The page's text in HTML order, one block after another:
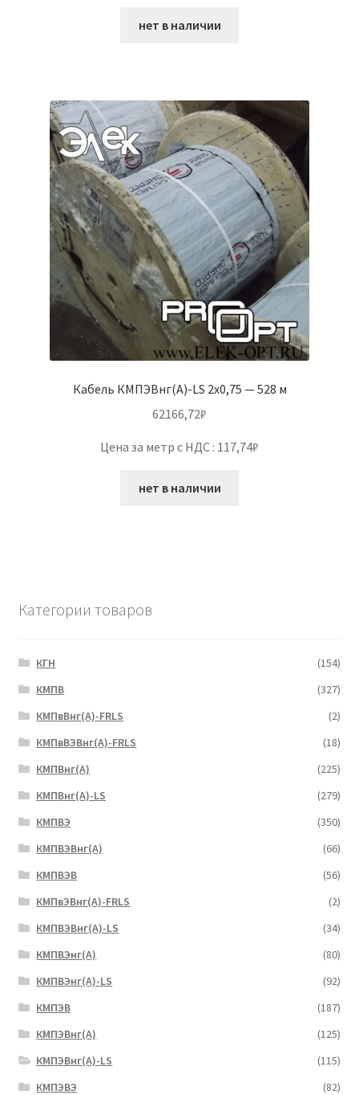
нет в наличии
Кабель КМПЭВнг(А)-LS 2х0,75 — 528 м
62166,72₽
Цена за метр с НДС : 117,74₽
нет в наличии
Категории товаров
КГН
(154)
КМПВ
(327)
КМПвВнг(А)-FRLS
(2)
КМПвВЭВнг(А)-FRLS
(18)
КМПВнг(А)
(225)
КМПВнг(А)-LS
(279)
КМПВЭ
(350)
КМПВЭBнг(А)
(66)
КМПВЭВ
(56)
КМПвЭВнг(А)-FRLS
(2)
КМПВЭВнг(А)-LS
(34)
КМПВЭнг(А)
(80)
КМПВЭнг(А)-LS
(92)
КМПЭВ
(187)
КМПЭВнг(А)
(125)
КМПЭВнг(А)-LS
(115)
КМПЭВЭ
(82)